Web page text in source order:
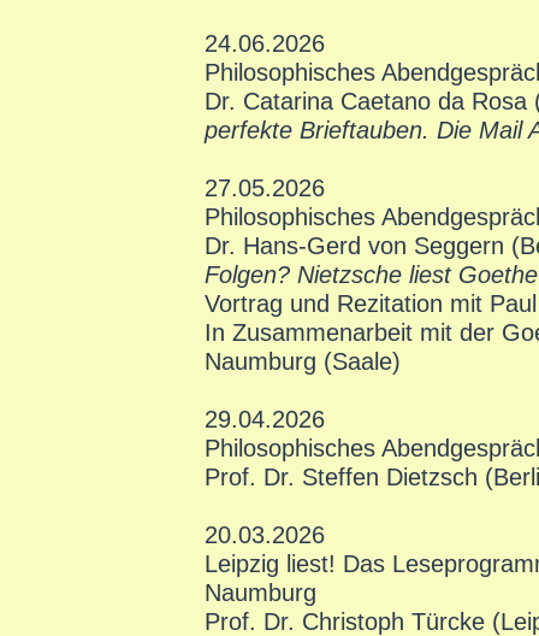
24.06.2026
Philosophisches
Dr. Catarina Caetano da
perfekte Brieftauben. Die Mail
27.05.2026
Philosophisches
Dr. Hans-Gerd von Seggern
Folgen? Nietzsche liest
Vortrag und Rezitation mit
In Zusammenarbeit mit der
Naumburg (Saale)
29.04.2026
Philosophisches
Prof. Dr. Steffen Dietzsch
20.03.2026
Leipzig liest! Das
Naumburg
Prof. Dr. Christoph Türcke